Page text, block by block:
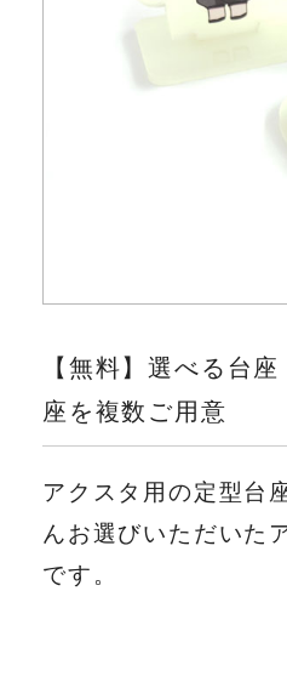
【無料】選べる台
座を複数ご用意
アクスタ用の定型台
んお選びいただいた
です。